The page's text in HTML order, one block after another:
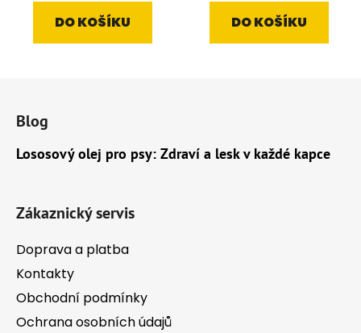
DO KOŠÍKU DO KOŠÍKU
Blog
Lososový olej pro psy: Zdraví a lesk v každé kapce
Zákaznický servis
Doprava a platba
Kontakty
Obchodní podmínky
Ochrana osobních údajů